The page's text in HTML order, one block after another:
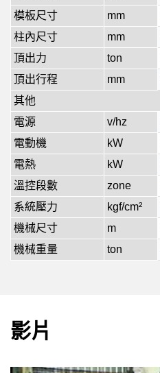
模板尺寸
mm
柱內尺寸
mm
頂出力
ton
頂出行程
mm
其他
電源
v/hz
電動機
kW
電熱
kW
溫控段數
zone
系統壓力
kgf/cm²
機械尺寸
m
機械重量
ton
影片